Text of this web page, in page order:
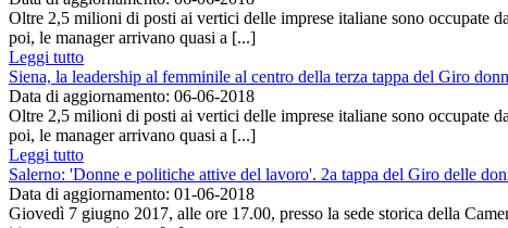
Oltre 2,5 milioni di posti ai vertici delle imprese italiane sono occupate
poi, le manager arrivano quasi a [...]
Leggi tutto
Siena, la leadership al femminile al centro della terza tappa del Giro
Data di aggiornamento: 06-06-2018
Oltre 2,5 milioni di posti ai vertici delle imprese italiane sono occupate
poi, le manager arrivano quasi a [...]
Leggi tutto
Salerno: 'Donne e politiche attive del lavoro'. 2a tappa del Giro delle
Data di aggiornamento: 01-06-2018
Giovedì 7 giugno 2017, alle ore 17.00, presso la sede storica della